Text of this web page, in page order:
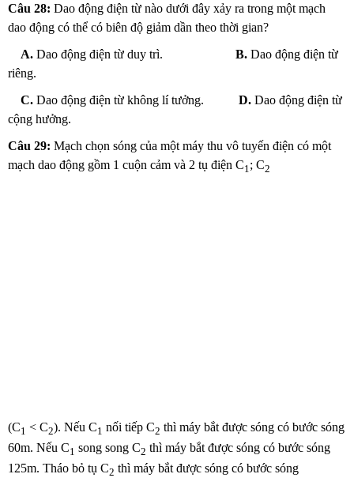
Câu 28: Dao động điện từ nào dưới đây xảy ra trong một mạch
dao động có thể có biên độ giảm dần theo thời gian?
A. Dao động điện từ duy trì. B. Dao động điện từ
riêng.
C. Dao động điện từ không lí tưởng. D. Dao động điện từ
cộng hưởng.
Câu 29: Mạch chọn sóng của một máy thu vô tuyến điện có một
mạch dao động gồm 1 cuộn cảm và 2 tụ điện C1 ; C2
(C1 < C2). Nếu C1 nối tiếp C2 thì máy bắt được sóng có bước sóng
60m. Nếu C1 song song C2 thì máy bắt được sóng có bước sóng
125m. Tháo bỏ tụ C2 thì máy bắt được sóng có bước sóng